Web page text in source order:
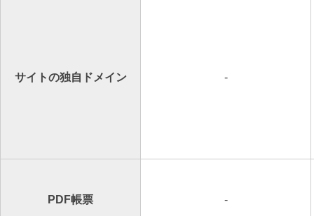
サイトの独自ドメイン -
PDF帳票 -